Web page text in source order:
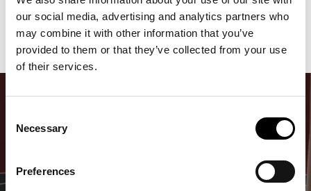
our social media, advertising and analytics partners who
may combine it with other information that you’ve
provided to them or that they’ve collected from your use
of their services.
Selection
Necessary
Preferences
Con la collezione Etro Ornamenta, ETRO Home Interiors immagina
interni in cui l’artigianalità e la narrazione si intrecciano,
trasformando l’eleganza del passato in un codice stilistico che vive nel
presente.